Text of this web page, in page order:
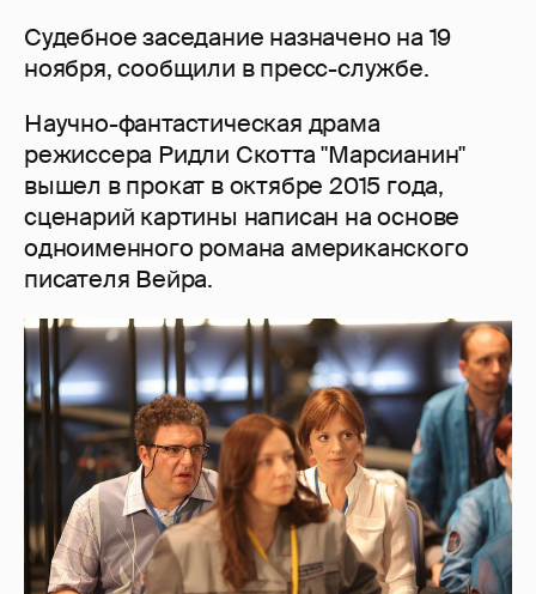
Судебное заседание назначено на 19
ноября, сообщили в пресс-службе.
Научно-фантастическая драма
режиссера Ридли Скотта "Марсианин"
вышел в прокат в октябре 2015 года,
сценарий картины написан на основе
одноименного романа американского
писателя Вейра.